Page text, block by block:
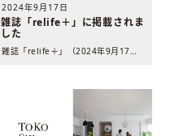
2024年9月17日
雑誌「relife＋」に掲載されま
した
雑誌「relife＋」（2024年9月17日発売 扶桑社発行..